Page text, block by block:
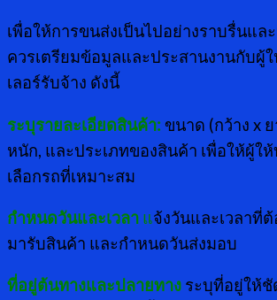
เพื่อให้การขนส่งเป็นไปอย่างราบรื่นแล
ควรเตรียมข้อมูลและประสานงานกับผู้ใ
เลอร์รับจ้าง ดังนี้
ระบุรายละเอียดสินค้า:ขนาด (กว้าง x ย
หนัก, และประเภทของสินค้า เพื่อให้ผู้ใ
เลือกรถที่เหมาะสม
กำหนดวันและเวลา แจ้งวันและเวลาที่
มารับสินค้า และกำหนดวันส่งมอบ
ที่อยู่ต้นทางและปลายทาง ระบุที่อยู่ให้ชั